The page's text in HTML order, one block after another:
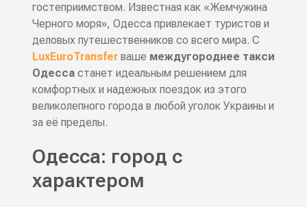
гостеприимством. Известная как «Жемчужина
Черного моря», Одесса привлекает туристов и
деловых путешественников со всего мира. С
LuxEuroTransferваше междугороднее такси
Одессастанет идеальным решением для
комфортных и надежных поездок из этого
великолепного города в любой уголок Украины и
за её пределы.
Одесса: город с
характером